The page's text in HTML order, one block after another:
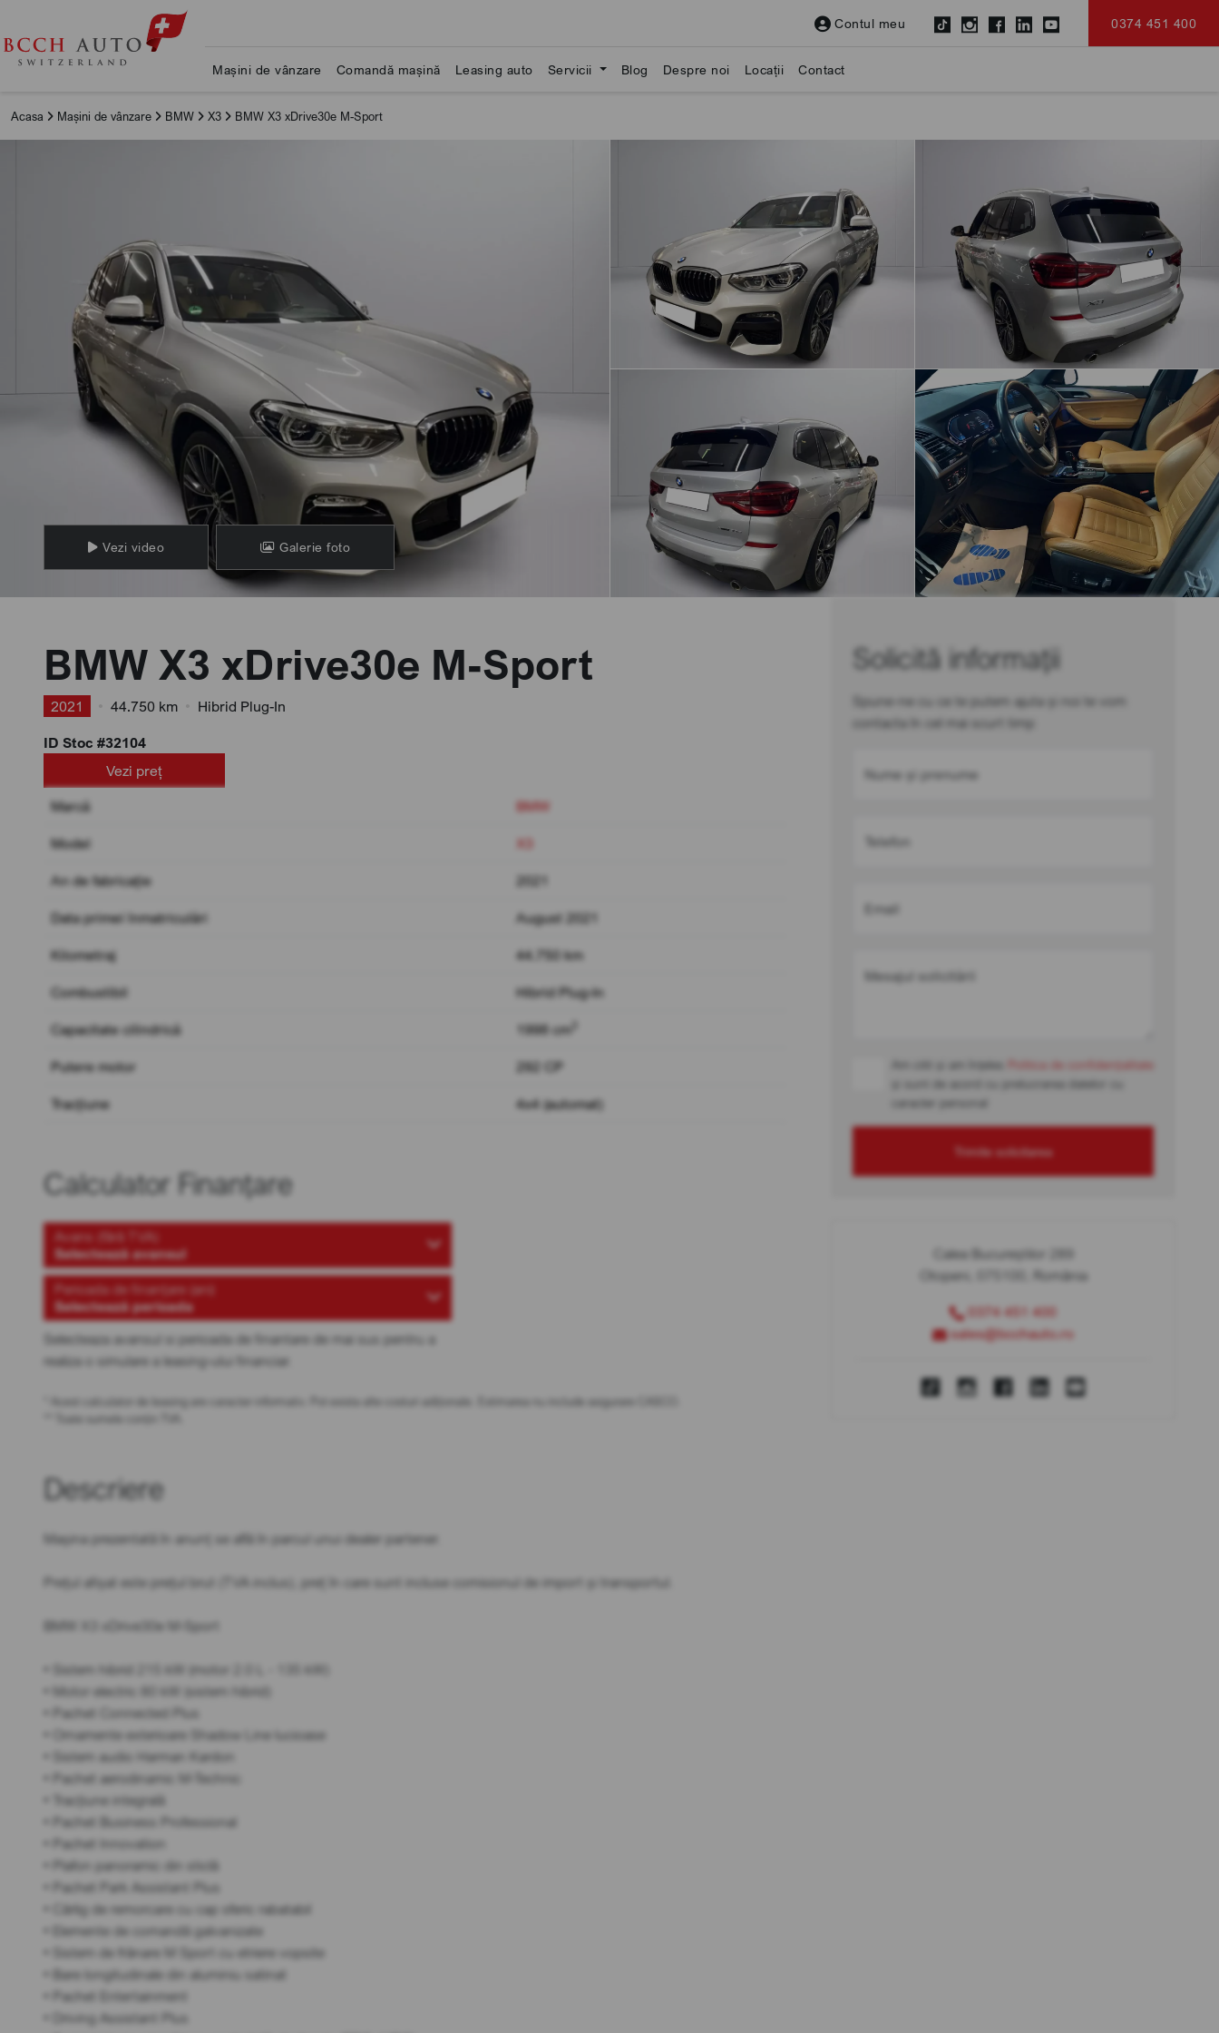
Contul meu 0374 451 400
Mașini de vânzare Comandă mașină Leasing auto Servicii Blog Despre noi Locații Contact
Acasa Mașini de vânzare BMW X3 BMW X3 xDrive30e M-Sport
Vezi video Galerie foto
BMW X3 xDrive30e M-Sport
2021 44.750 km
Hibrid Plug-In
ID Stoc #32104
Vezi preț
Marcă
BMW
Model X3
An de fabricație 2021
Data primei înmatriculări August 2021
Kilometraj 44.750 km
Combustibil Hibrid Plug-In
Capacitate cilindrică 1998 cm
Putere motor 292 CP
Tracțiune 4x4 (automat)
Calculator Finanțare
Avans (fără TVA)
Selectează avansul
Perioada de finanțare (ani)
Selectează perioada
Selecteaza avansul si perioada de finantare de mai sus pentru a
realiza o simulare a leasing-ului financiar.
* Acest calculator de leasing are caracter informativ. Pot exista alte costuri adiționale. Estimarea nu include asigurare CASCO.
** Toate sumele conțin TVA.
Descriere
Mașina prezentată în anunț se află în parcul unui dealer partener.
Prețul afișat este prețul brut (TVA inclus), preț în care sunt incluse comisionul de import și transportul.
BMW X3 xDrive30e M-Sport
• Sistem hibrid 215 kW (motor 2.0 L - 135 kW)
• Motor electric 80 kW (sistem hibrid)
• Pachet Connected Plus
• Ornamente exterioare Shadow Line lucioase
• Sistem audio Harman Kardon
• Pachet aerodinamic M-Technic
• Tracțiune integrală
• Pachet Business Professional
• Pachet Innovation
• Plafon panoramic din sticlă
• Pachet Park Assistant Plus
• Cârlig de remorcare cu cap sferic rabatabil
• Elemente de comandă galvanizate
• Sistem de frânare M Sport cu etriere vopsite
• Bare longitudinale din aluminiu satinat
• Pachet Entertainment
• Driving Assistant Plus
Solicită informații
Spune-ne cu ce te putem ajuta și noi te vom
contacta în cel mai scurt timp
Nume și prenume
Telefon
Email
Mesajul solicitării
Am citit și am înțeles
Politica de confidențialitate
și sunt de acord cu prelucrarea datelor cu
caracter personal
Trimite solicitarea
Calea Bucureștilor 289
Otopeni, 075100, România
0374 451 400
sales@bcchauto.ro